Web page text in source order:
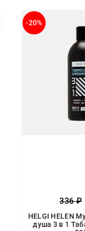
-20%
336 ₽
HELGI HELEN
душа 3 в 1